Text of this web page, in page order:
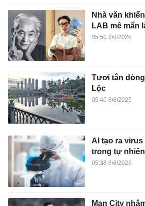
Nhà văn
LAB mê mẩn
05:50 8/8/2026
Tươi tắn
Lộc
05:40 8/8/2026
AI tạo ra
trong tự nhiên
05:38 8/8/2026
Man City